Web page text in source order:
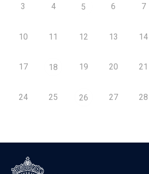
3 4 5 6 7
10 11 12 13 14
17 18 19 20 21
24 25 26 27 28